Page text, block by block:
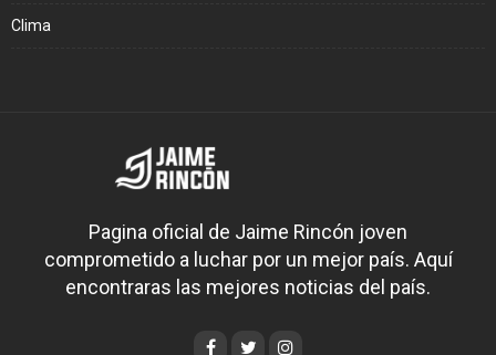
Clima
Pagina oficial de Jaime Rincón joven
comprometido a luchar por un mejor país. Aquí
encontraras las mejores noticias del país.